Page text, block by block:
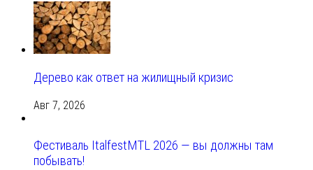
Дерево как ответ на жилищный кризис
Авг 7, 2026
Фестиваль ItalfestMTL 2026 — вы должны там
побывать!